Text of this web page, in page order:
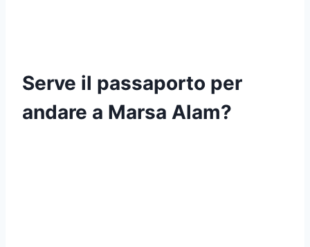
Serve il passaporto per
andare a Marsa Alam?